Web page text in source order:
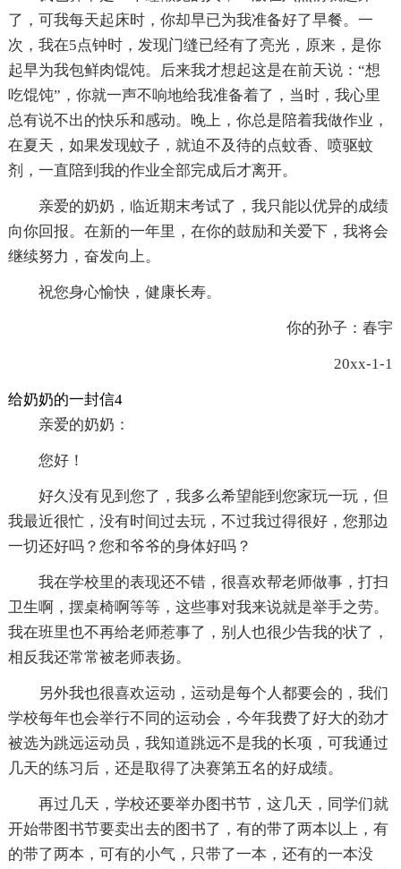
了，可我每天起床时，你却早已为我准备好了早餐。一
次，我在5点钟时，发现门缝已经有了亮光，原来，是你
起早为我包鲜肉馄饨。后来我才想起这是在前天说：“想
吃馄饨”，你就一声不响地给我准备着了，当时，我心里
总有说不出的快乐和感动。晚上，你总是陪着我做作业，
在夏天，如果发现蚊子，就迫不及待的点蚊香、喷驱蚊
剂，一直陪到我的作业全部完成后才离开。
亲爱的奶奶，临近期末考试了，我只能以优异的成绩
向你回报。在新的一年里，在你的鼓励和关爱下，我将会
继续努力，奋发向上。
祝您身心愉快，健康长寿。
你的孙子：春宇
20xx-1-1
给奶奶的一封信4
亲爱的奶奶：
您好！
好久没有见到您了，我多么希望能到您家玩一玩，但
我最近很忙，没有时间过去玩，不过我过得很好，您那边
一切还好吗？您和爷爷的身体好吗？
我在学校里的表现还不错，很喜欢帮老师做事，打扫
卫生啊，摆桌椅啊等等，这些事对我来说就是举手之劳。
我在班里也不再给老师惹事了，别人也很少告我的状了，
相反我还常常被老师表扬。
另外我也很喜欢运动，运动是每个人都要会的，我们
学校每年也会举行不同的运动会，今年我费了好大的劲才
被选为跳远运动员，我知道跳远不是我的长项，可我通过
几天的练习后，还是取得了决赛第五名的好成绩。
再过几天，学校还要举办图书节，这几天，同学们就
开始带图书节要卖出去的图书了，有的带了两本以上，有
的带了两本，可有的小气，只带了一本，还有的一本没